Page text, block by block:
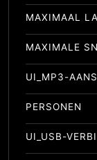
MAXIMAAL
MAXIMALE
UI_MP3-
PERSONEN
UI_USB-